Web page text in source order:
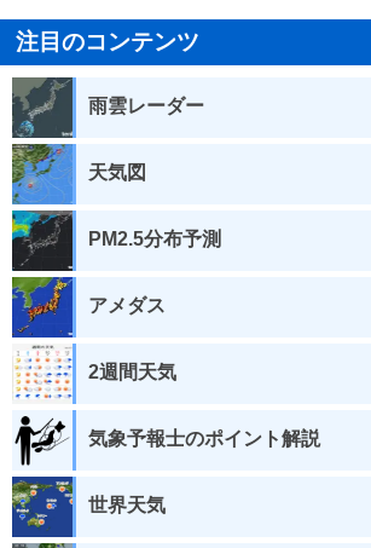
注目のコンテンツ
雨雲レーダー
天気図
PM2.5分布予測
アメダス
2週間天気
気象予報士のポイント解説
世界天気